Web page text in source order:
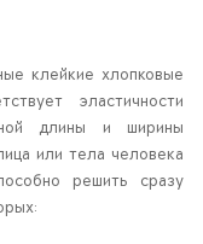
клейкие хлопковые
эластичности
длины и ширины
или тела человека
решить сразу